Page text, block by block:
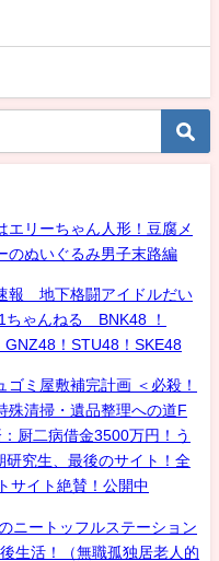
リーちゃん人形！豆腐メ
のぬいぐるみ男子末路編
報 地下格闘アイドルだい
ゃんねる BNK48 ！
！STU48！SKE48
ミ屋敷補完計画 ＜必殺！
殊清掃・遺品整理への道F
厨二病借金3500万円！う
究生、最後のサイト！全
サイト絶賛！公開中
ニートッフルステーション
生活！（無職孤独居老人的